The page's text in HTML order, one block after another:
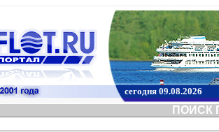
сегодня 09.08.2026
ПОИСК